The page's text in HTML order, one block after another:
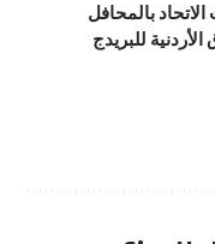
بالمحافل
للبريدج